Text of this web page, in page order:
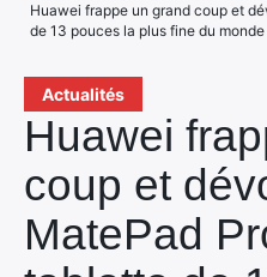
Actualités
Huawei
coup et
MatePad
Huawei frappe un grand coup et
de 13 pouces la plus fine du monde